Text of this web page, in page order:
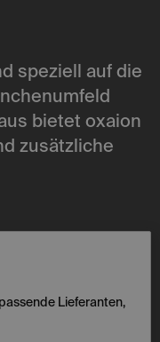
speziell auf die
bietet oxaion
zusätzliche
Lieferanten,